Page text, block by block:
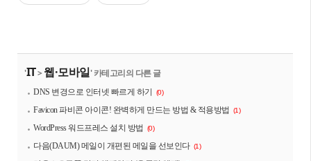
'IT>웹·모바일' 카테고리의 다른 글
DNS 변경으로 인터넷 빠르게 하기 (0)
Favicon 파비콘 아이콘! 완벽하게 만드는 방법 & 적용방법 (1)
WordPress 워드프레스 설치 방법 (0)
다음(DAUM) 메일이 개편된 메일을 선보인다 (1)